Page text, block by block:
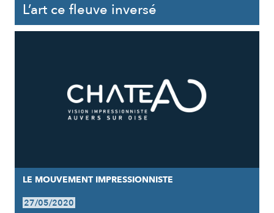
L’art ce fleuve inversé
LE MOUVEMENT IMPRESSIONNISTE
27/05/2020